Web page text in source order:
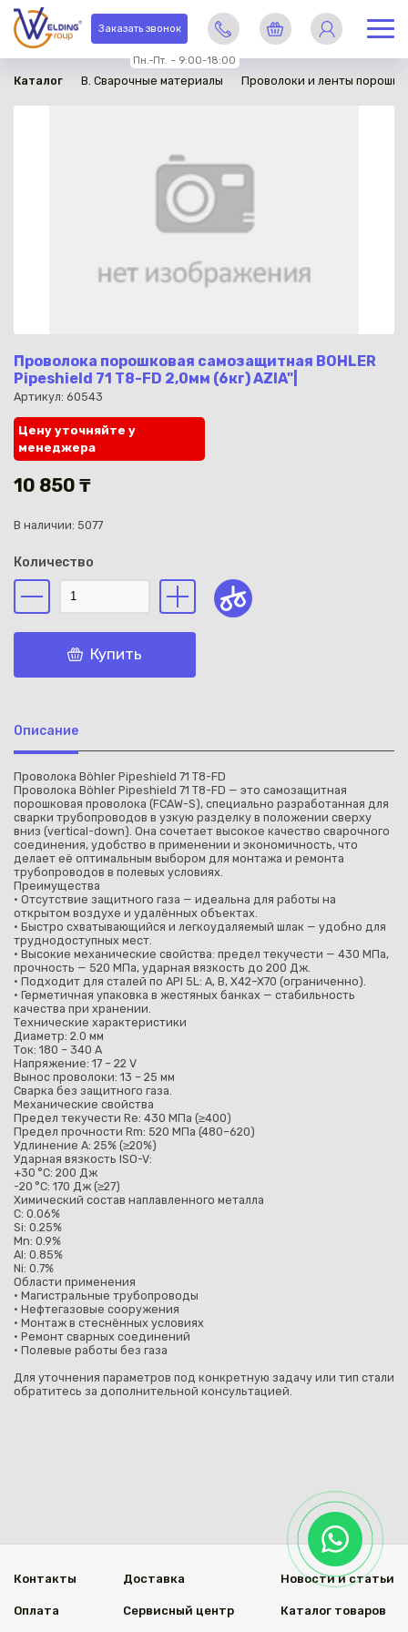
Заказать звонок
Пн.-Пт. – 9:00-18:00
Каталог B. Сварочные материалы Проволоки и ленты
Проволока порошковая самозащитная BOHLER
Pipeshield 71 T8-FD 2,0мм (6кг) AZIA"|
Артикул: 60543
в наличии
Цену уточняйте у
менеджера
10 850 ₸
В наличии: 5077
Количество
Купить
Описание
Проволока Böhler Pipeshield 71 T8-FD
Проволока Böhler Pipeshield 71 T8-FD — это самозащитная
порошковая проволока (FCAW-S), специально разработанная для
сварки трубопроводов в узкую разделку в положении сверху
вниз (vertical-down). Она сочетает высокое качество сварочного
соединения, удобство в применении и экономичность, что
делает её оптимальным выбором для монтажа и ремонта
трубопроводов в полевых условиях.
Преимущества
• Отсутствие защитного газа — идеальна для работы на
открытом воздухе и удалённых объектах.
• Быстро схватывающийся и легкоудаляемый шлак — удобно для
труднодоступных мест.
• Высокие механические свойства: предел текучести — 430 МПа,
прочность — 520 МПа, ударная вязкость до 200 Дж.
• Подходит для сталей по API 5L: A, B, X42–X70 (ограниченно).
• Герметичная упаковка в жестяных банках — стабильность
качества при хранении.
Технические характеристики
Диаметр: 2.0 мм
Ток: 180 – 340 A
Напряжение: 17 – 22 V
Вынос проволоки: 13 – 25 мм
Сварка без защитного газа.
Механические свойства
Предел текучести Re: 430 МПа (≥400)
Предел прочности Rm: 520 МПа (480–620)
Удлинение A: 25% (≥20%)
Ударная вязкость ISO-V:
+30 °C: 200 Дж
-20 °C: 170 Дж (≥27)
Химический состав наплавленного металла
C: 0.06%
Si: 0.25%
Mn: 0.9%
Al: 0.85%
Ni: 0.7%
Области применения
• Магистральные трубопроводы
• Нефтегазовые сооружения
• Монтаж в стеснённых условиях
• Ремонт сварных соединений
• Полевые работы без газа
Для уточнения параметров под конкретную задачу или тип стали
обратитесь за дополнительной консультацией.
Контакты
Оплата
Доставка
Сервисный центр
Новости и статьи
Каталог товаров